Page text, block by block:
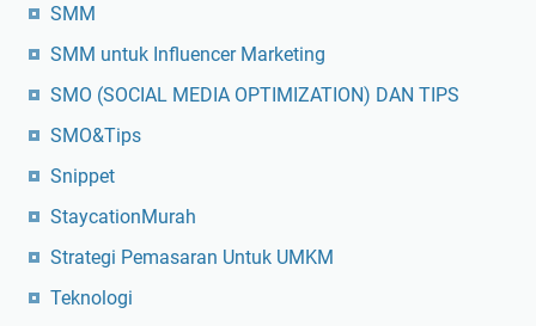
SMM
SMM untuk Influencer Marketing
SMO (SOCIAL MEDIA OPTIMIZATION) DAN TIPS
SMO&Tips
Snippet
StaycationMurah
Strategi Pemasaran Untuk UMKM
Teknologi